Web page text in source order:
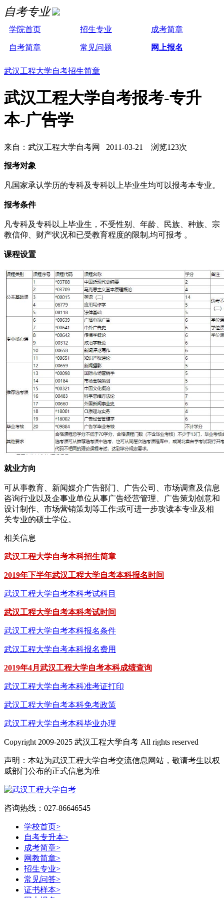
自考专业
学院首页 招生专业 成考简章
自考简章 常见问题 网上报名
武汉工程大学自考招生简章
武汉工程大学自考报考-专升
本-广告学
来自：武汉工程大学自考网 2011-03-21 浏览123次
报考对象
凡国家承认学历的专科及专科以上毕业生均可以报考本专业。
报考条件
凡专科及专科以上毕业生，不受性别、年龄、民族、种族、宗
教信仰、财产状况和已受教育程度的限制,均可报考 。
课程设置
就业方向
可从事教育、新闻媒介广告部门、广告公司、市场调查及信息
咨询行业以及企事业单位从事广告经营管理、广告策划创意和
设计制作、市场营销策划等工作;或可进一步攻读本专业及相
关专业的硕士学位。
相关信息
武汉工程大学自考本科招生简章
2019年下半年武汉工程大学自考本科报名时间
武汉工程大学自考本科考试科目
武汉工程大学自考本科考试时间
武汉工程大学自考本科报名条件
武汉工程大学自考本科报名费用
2019年4月武汉工程大学自考本科成绩查询
武汉工程大学自考本科准考证打印
武汉工程大学自考本科免考政策
武汉工程大学自考本科毕业办理
Copyright 2009-2025 武汉工程大学自考 All rights reserved
声明：本站为武汉工程大学自考交流信息网站，敬请考生以权
威部门公布的正式信息为准
咨询热线：027-86646545
学校首页>
自考专升本>
成考简章>
网教简章>
招生专业>
常见问答>
证书样本>